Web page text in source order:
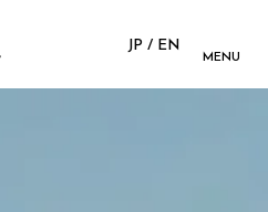
JP / EN
MENU